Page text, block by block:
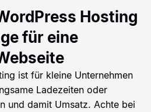
Hosting
für eine
ist für kleine Unternehmen
Ladezeiten oder
und damit Umsatz. Achte bei